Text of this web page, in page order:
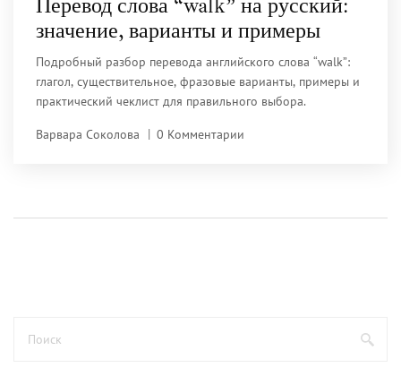
Перевод слова “walk” на русский:
значение, варианты и примеры
Подробный разбор перевода английского слова “walk”:
глагол, существительное, фразовые варианты, примеры и
практический чеклист для правильного выбора.
Варвара Соколова 0 Комментарии